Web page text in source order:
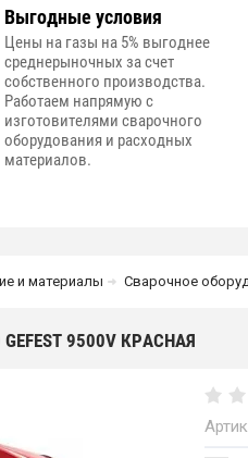
Выгодные условия
Цены на газы на 5% выгоднее
среднерыночных за счет
собственного производства.
Работаем напрямую с
изготовителями сварочного
оборудования и расходных
материалов.
и материалы Сварочное
9500V КРАСНАЯ